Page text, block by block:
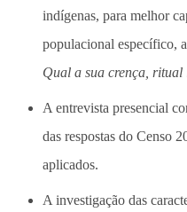
indígenas, para melhor
populacional específico,
Qual a sua crença,
A entrevista presencial
das respostas do Censo
aplicados.
A investigação das